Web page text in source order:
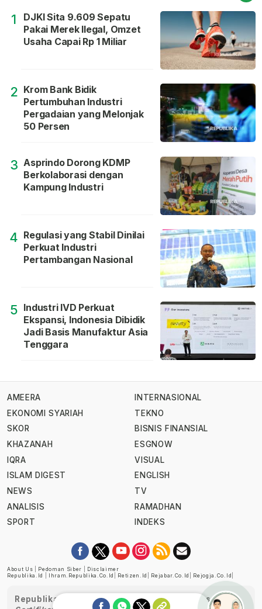
1
DJKI Sita 9.609 Sepatu
Pakai Merek Ilegal, Omzet
Usaha Capai Rp 1 Miliar
2 Krom Bank Bidik
Pertumbuhan Industri
Pergadaian yang Melonjak
50 Persen
3 Asprindo Dorong KDMP
Berkolaborasi dengan
Kampung Industri
4 Regulasi yang Stabil Dinilai
Perkuat Industri
Pertambangan Nasional
5 Industri IVD Perkuat
Ekspansi, Indonesia Dibidik
Jadi Basis Manufaktur Asia
Tenggara
AMEERA
EKONOMI SYARIAH
SKOR
KHAZANAH
IQRA
ISLAM DIGEST
NEWS
ANALISIS
SPORT
INTERNASIONAL
TEKNO
BISNIS FINANSIAL
ESGNOW
VISUAL
ENGLISH
TV
RAMADHAN
INDEKS
About Us Pedoman Siber
Disclaimer
Republika.id
Ihram.republika.co.id Retizen.id Rejabar.co.id Rejogja.co.id
Republika telah diverifikasi oleh Dewan Pers